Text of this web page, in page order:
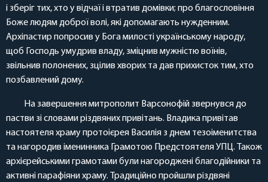
і зберіг тих, хто у відчаї і втратив домівки; про благословіння
Боже людям доброї волі, які допомагають нужденним.
Архіпастир попросив у Бога милості українському народу,
щоб Господь умудрив владу, зміцнив мужністю воїнів,
звільнив полонених, зцілив хворих та дав прихисток тим, хто
позбавлений дому.
На завершення митрополит Варсонофій звернувся до
пастви зі словами різдвяних привітань. Владика привітав
настоятеля храму протоієрея Василія з днем тезоіменитства
та нагородив іменинника Грамотою Предстоятеля УПЦ. Також
архієрейськими грамотами були нагороджені благодійники та
активні парафіяни храму. Традиційно пройшли різдвяні